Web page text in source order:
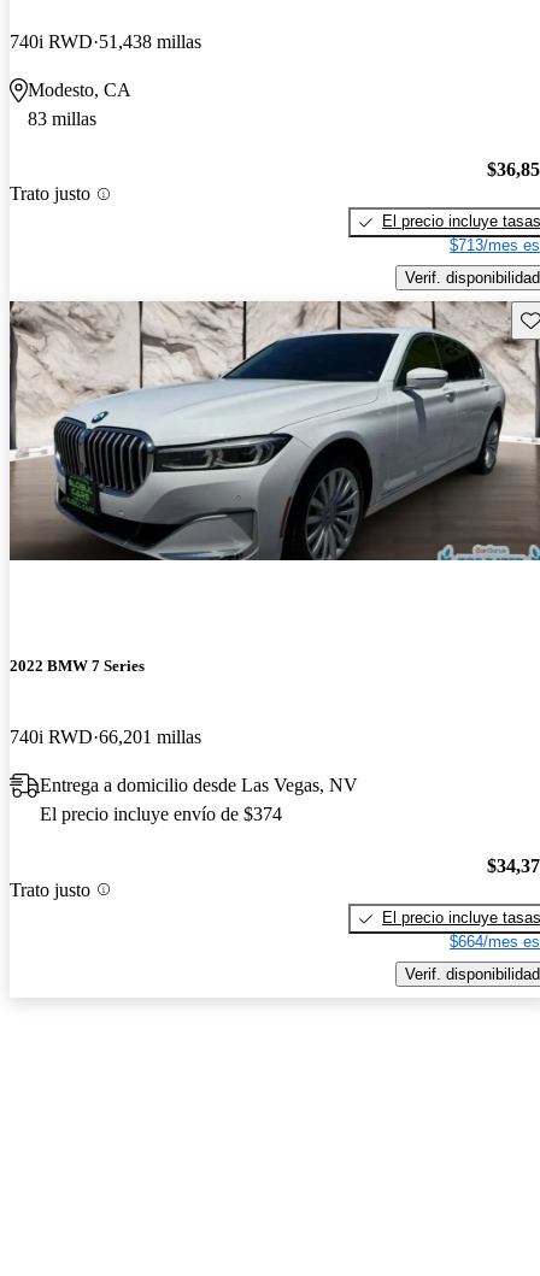
740i RWD 51,438 millas
Modesto, CA
83 millas
Trato justo
El precio incluye tasas
$713/mes
Verif. disponibilidad
2022 BMW 7 Series
740i RWD 66,201 millas
Entrega a domicilio desde Las Vegas, NV
El precio incluye envío de $374
Trato justo
El precio incluye tasas
$664/mes
Verif. disponibilidad